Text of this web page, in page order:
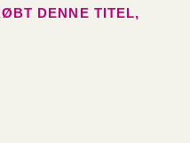
DENNE TITEL,